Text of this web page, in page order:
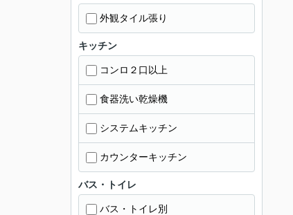
外観タイル張り
キッチン
コンロ２口以上
食器洗い乾燥機
システムキッチン
カウンターキッチン
バス・トイレ
バス・トイレ別